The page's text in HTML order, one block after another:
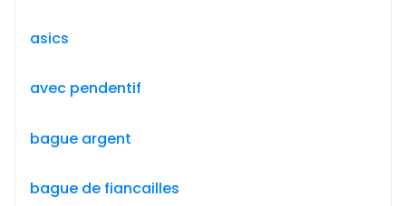
asics
avec pendentif
bague argent
bague de fiancailles